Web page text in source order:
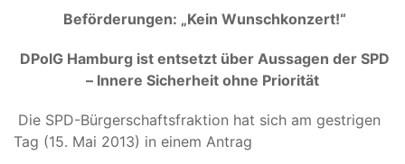
Beförderungen: „Kein Wunschkonzert!“
DPolG Hamburg ist entsetzt über Aussagen der SPD
– Innere Sicherheit ohne Priorität
Die SPD-Bürgerschaftsfraktion hat sich am gestrigen
Tag (15. Mai 2013) in einem Antrag